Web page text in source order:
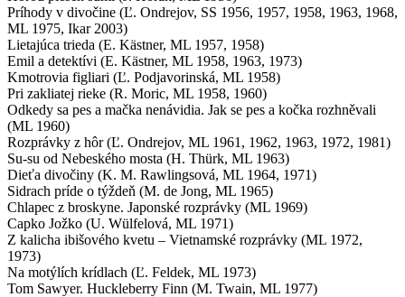
Príhody v divočine (Ľ. Ondrejov, SS 1956, 1957, 1958, 1963, 1968,
ML 1975, Ikar 2003)
Lietajúca trieda (E. Kästner, ML 1957, 1958)
Emil a detektívi (E. Kästner, ML 1958, 1963, 1973)
Kmotrovia figliari (Ľ. Podjavorinská, ML 1958)
Pri zakliatej rieke (R. Moric, ML 1958, 1960)
Odkedy sa pes a mačka nenávidia. Jak se pes a kočka rozhněvali
(ML 1960)
Rozprávky z hôr (Ľ. Ondrejov, ML 1961, 1962, 1963, 1972, 1981)
Su-su od Nebeského mosta (H. Thürk, ML 1963)
Dieťa divočiny (K. M. Rawlingsová, ML 1964, 1971)
Sidrach príde o týždeň (M. de Jong, ML 1965)
Chlapec z broskyne. Japonské rozprávky (ML 1969)
Capko Jožko (U. Wülfelová, ML 1971)
Z kalicha ibišového kvetu – Vietnamské rozprávky (ML 1972,
1973)
Na motýlích krídlach (Ľ. Feldek, ML 1973)
Tom Sawyer. Huckleberry Finn (M. Twain, ML 1977)